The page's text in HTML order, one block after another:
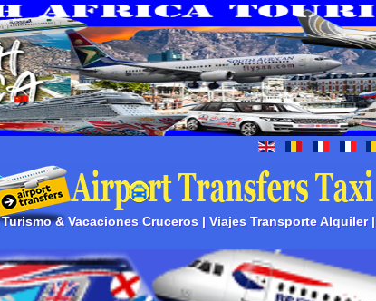
Turismo & Vacaciones Cruceros | Viajes Transporte Alquiler